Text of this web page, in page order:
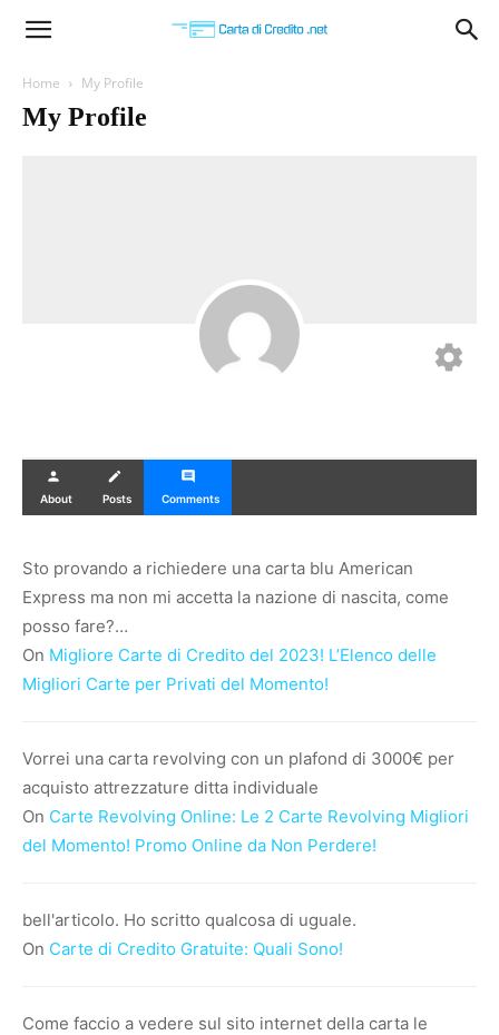
Carta
Home My Profile
My Profile
settings
person
About
create
Posts
comment
Comments
Sto provando a richiedere una carta blu American
Express ma non mi accetta la nazione di nascita, come
posso fare?…
On Migliore Carte di Credito del 2023! L’Elenco delle
Migliori Carte per Privati del Momento!
Vorrei una carta revolving con un plafond di 3000€ per
acquisto attrezzature ditta individuale
On Carte Revolving Online: Le 2 Carte Revolving Migliori
del Momento! Promo Online da Non Perdere!
bell'articolo. Ho scritto qualcosa di uguale.
On Carte di Credito Gratuite: Quali Sono!
Come faccio a vedere sul sito internet della carta le